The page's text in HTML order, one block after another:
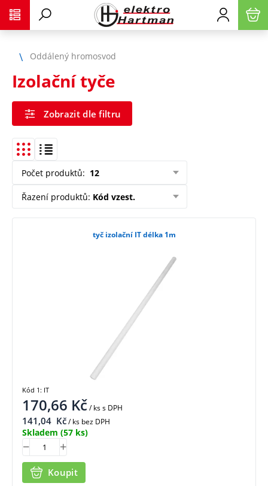
Oddálený hromosvod
Izolační tyče
Zobrazit dle filtru
Počet produktů: 12
Řazení produktů: Kód vzest.
tyč izolační IT délka 1m
170,66 Kč/ kss DPH
141,04 Kč/ ks bez DPH
Skladem (57 ks)
Koupit
Kód 1: IT